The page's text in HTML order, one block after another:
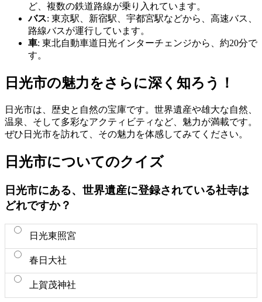
ど、複数の鉄道路線が乗り入れています。
バス: 東京駅、新宿駅、宇都宮駅などから、高速バス、
路線バスが運行しています。
車: 東北自動車道日光インターチェンジから、約20分で
す。
日光市の魅力をさらに深く知ろう！
日光市は、歴史と自然の宝庫です。世界遺産や雄大な自然、
温泉、そして多彩なアクティビティなど、魅力が満載です。
ぜひ日光市を訪れて、その魅力を体感してみてください。
日光市についてのクイズ
日光市にある、世界遺産に登録されている社寺は
どれですか？
日光東照宮
春日大社
上賀茂神社